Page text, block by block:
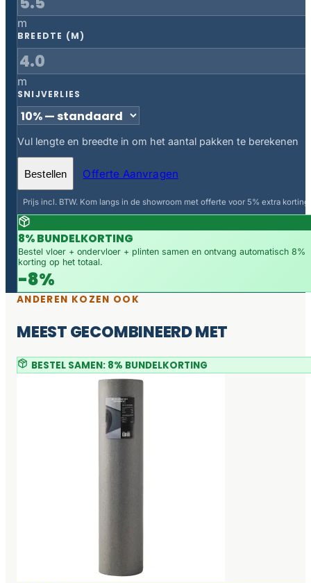
m
BREEDTE (M)
m
SNIJVERLIES
Vul lengte en breedte in om het aantal pakken te berekenen
Bestellen Offerte Aanvragen
Prijs incl. BTW. Kom langs in de showroom met offerte voor 5% extra korting.
8% BUNDELKORTING
Bestel vloer + ondervloer + plinten samen en ontvang automatisch 8%
korting op het totaal.
-8%
ANDEREN KOZEN OOK
MEEST GECOMBINEERD MET
BESTEL SAMEN: 8% BUNDELKORTING